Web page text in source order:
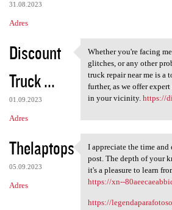
31.08.2023
Adres
Discount
Truck ...
01.09.2023
Adres
Whether you're
Whether you're facing
glitches, or any other
truck repair near me is a
further, as we offer
in your vicinity. https://
Thelaptops
05.09.2023
Adres
I appreciate the
I appreciate the time
post. The depth of your
it's a pleasure to learn
https://xn--
https://